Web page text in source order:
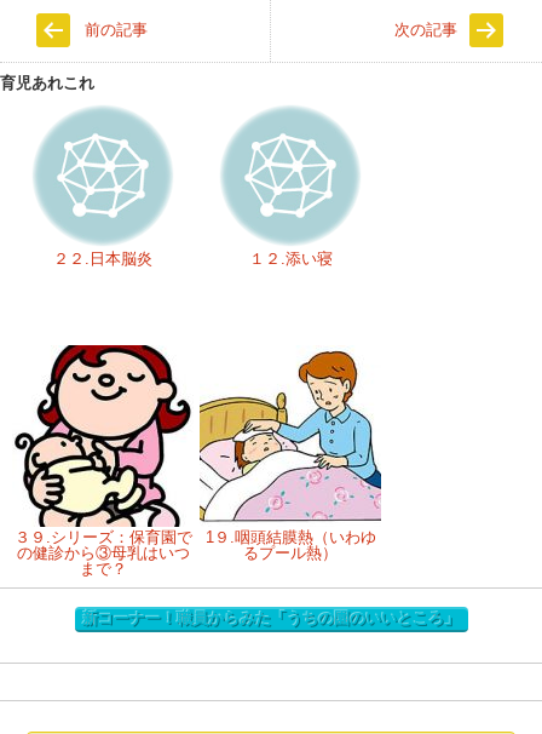
前の記事 次の記事
育児あれこれ
２２.日本脳炎 １２.添い寝
３９.シリーズ：保育園で
の健診から③母乳はいつ
まで？
1９.咽頭結膜熱（いわゆ
るプール熱）
新コーナー！職員からみた「うちの園のいいところ」